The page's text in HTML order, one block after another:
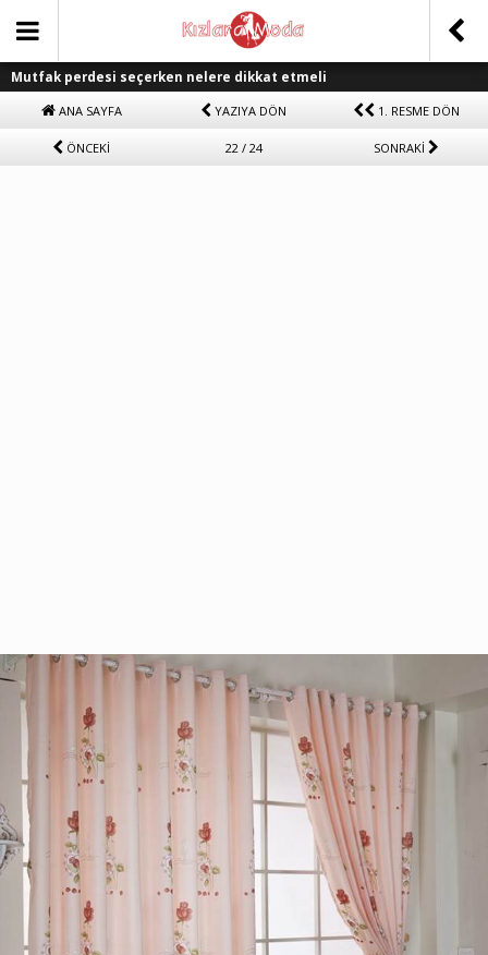
Mutfak perdesi seçerken nelere dikkat etmeli
ANA SAYFA YAZIYA DÖN 1. RESME DÖN
ÖNCEKİ 22 / 24 SONRAKİ